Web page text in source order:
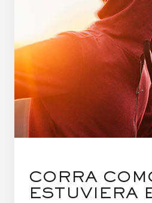
CORRA
ESTUVIERA